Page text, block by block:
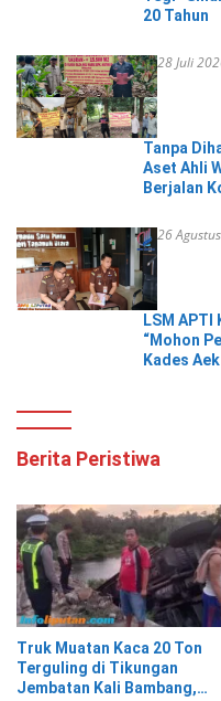
20 Tahun
28 Juli
Tanpa
Aset Ahli
Berjalan
26
LSM
“Mohon
Kades
Berita Peristiwa
Truk Muatan Kaca 20 Ton
Terguling di Tikungan
Jembatan Kali Bambang,